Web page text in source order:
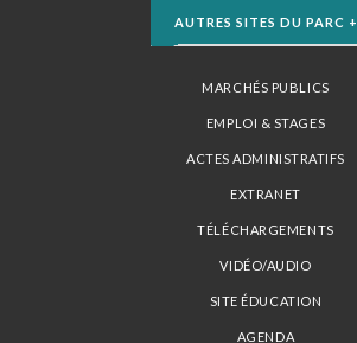
MARCHÉS PUBLICS
EMPLOI & STAGES
ACTES ADMINISTRATIFS
EXTRANET
TÉLÉCHARGEMENTS
VIDÉO/AUDIO
SITE ÉDUCATION
AGENDA
AUTRES SITES DU PARC +